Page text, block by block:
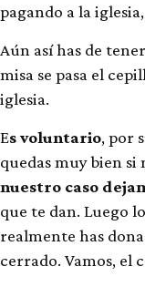
pagando a la
Aún así has de
misa se pasa el
iglesia.
Es voluntario, por
quedas muy bien si
nuestro caso
que te dan. Luego
realmente has
cerrado. Vamos, el